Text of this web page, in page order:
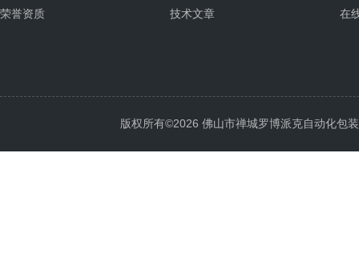
荣誉资质
技术文章
在
版权所有©2026 佛山市禅城罗博派克自动化